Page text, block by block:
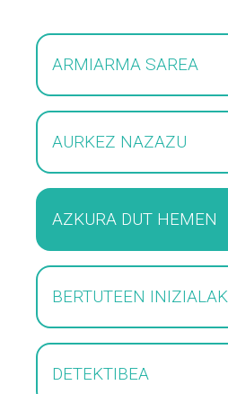
ARMIARMA SAREA
AURKEZ NAZAZU
AZKURA DUT HEMEN
BERTUTEEN INIZIALAK
DETEKTIBEA